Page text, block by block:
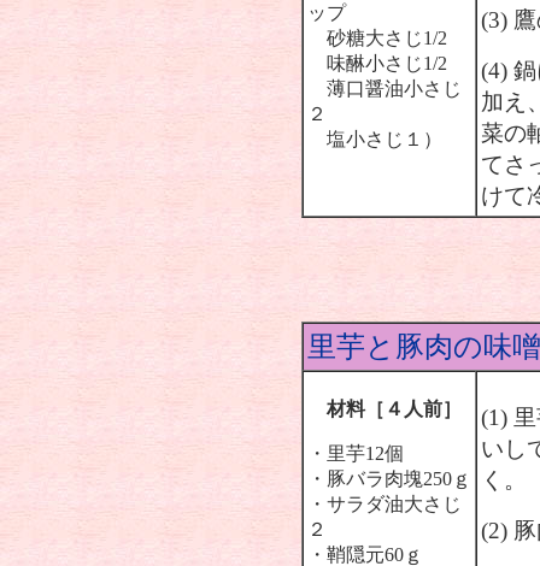
ップ
砂糖大さじ1/2
味醂小さじ1/2
薄口醤油小さじ
２
塩小さじ１）
(3)
(4)
加え
菜の
てさ
けて
里芋と豚肉の味
材料［４人前］
・里芋12個
・豚バラ肉塊250ｇ
・サラダ油大さじ
２
・鞘隠元60ｇ
(1)
いし
く。
(2)